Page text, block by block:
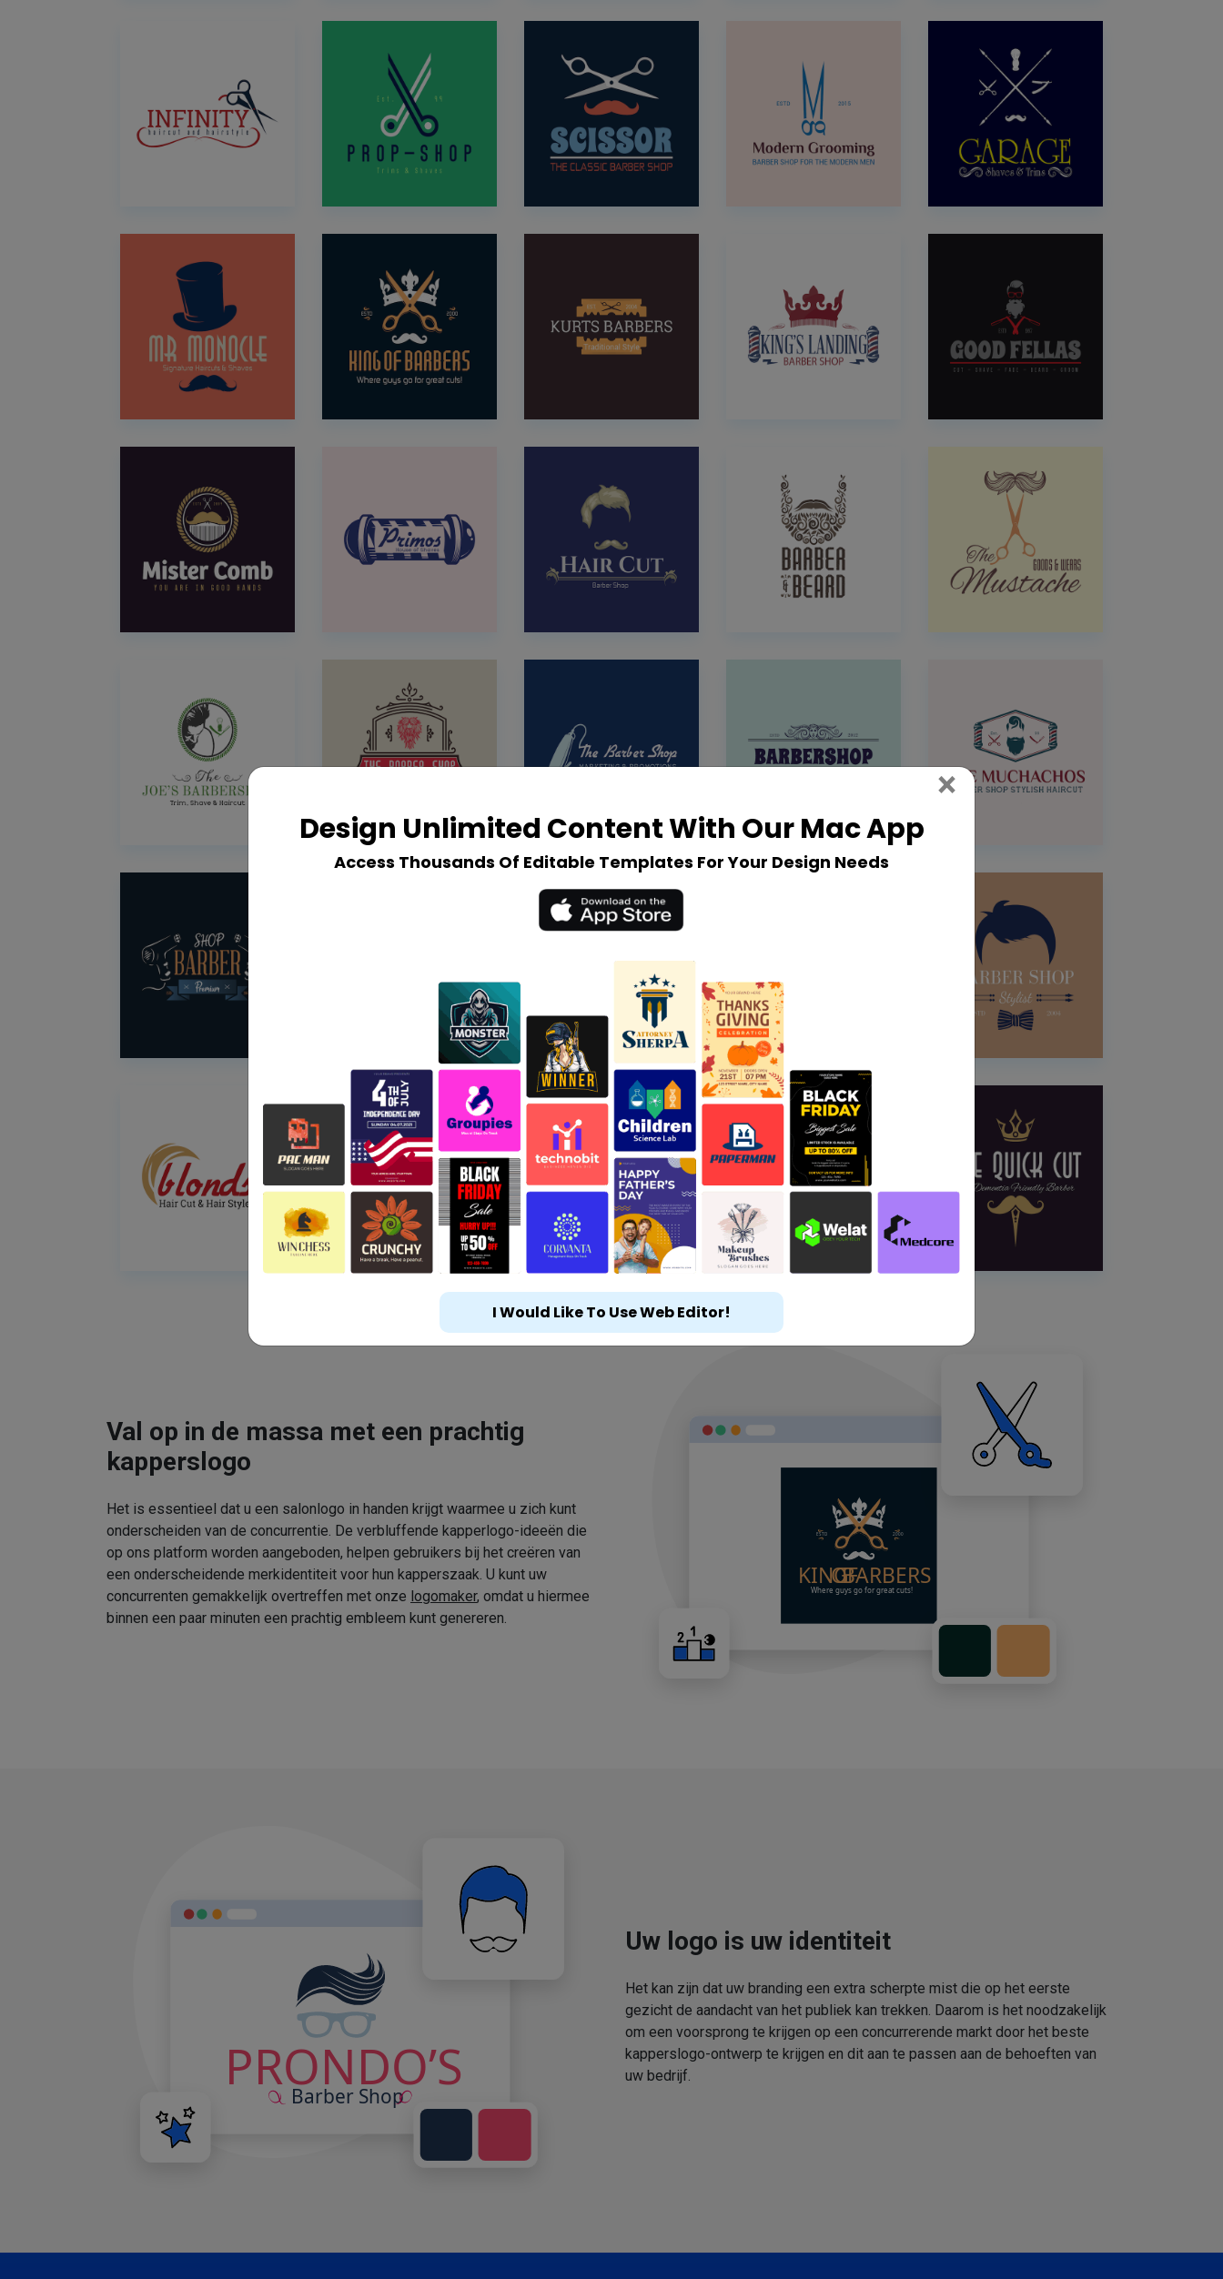
Val op in de massa met een prachtig
kapperslogo
Het is essentieel dat u een salonlogo in handen krijgt waarmee u zich kunt
onderscheiden van de concurrentie. De verbluffende kapperlogo-ideeën die
op ons platform worden aangeboden, helpen gebruikers bij het creëren van
een onderscheidende merkidentiteit voor hun kapperszaak. U kunt uw
concurrenten gemakkelijk overtreffen met onze logomaker, omdat u hiermee
binnen een paar minuten een prachtig embleem kunt genereren.
Uw logo is uw identiteit
Het kan zijn dat uw branding een extra scherpte mist die op het eerste
gezicht de aandacht van het publiek kan trekken. Daarom is het noodzakelijk
om een voorsprong te krijgen op een concurrerende markt door het beste
kapperslogo-ontwerp te krijgen en dit aan te passen aan de behoeften van
uw bedrijf.
Design Unlimited Content With Our Mac App
Access Thousands Of Editable Templates For Your Design Needs
× Close
I Would Like To Use Web Editor!